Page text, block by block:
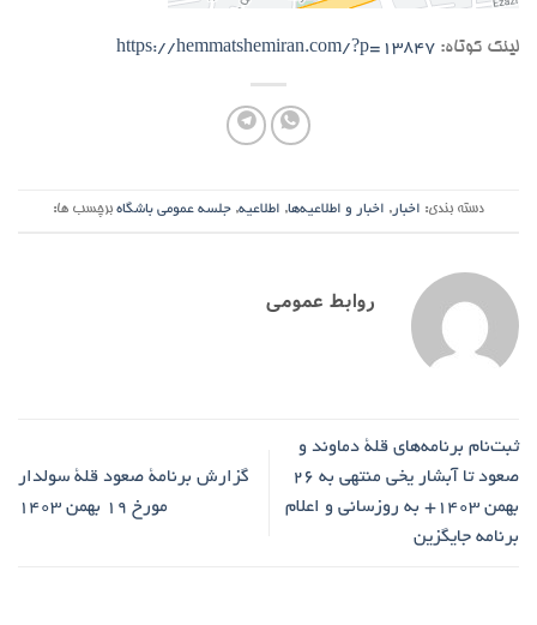
لینک کوتاه: https://hemmatshemiran.com/?p=13847
دسته بندی: اخبار , اخبار و اطلاعیه‌ها, اطلاعیه, جلسه عمومی باشگاه برچسب ها:
روابط عمومی
ثبت‌نام برنامه‌های قلۀ دماوند و
صعود تا آبشار یخی منتهی به ۲۶
بهمن ۱۴۰۳+ به روزسانی و اعلام
برنامه جایگزین
گزارش برنامۀ صعود قلۀ سولدار
مورخ ۱۹ بهمن ۱۴۰۳